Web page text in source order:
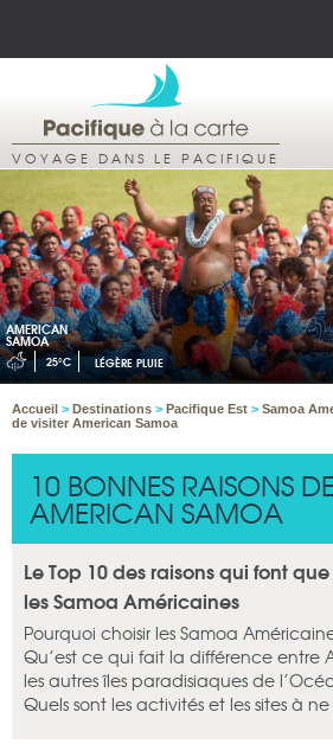
VOYAGE DANS LE PACIFIQUE
AMERICAN
SAMOA
25°C LÉGÈRE PLUIE
Accueil > Destinations > Pacifique Est > Samoa
de visiter American Samoa
10 BONNES RAISONS
AMERICAN SAMOA
Le Top 10 des raisons qui font
les Samoa Américaines
Pourquoi choisir les Samoa
Qu’est ce qui fait la différence entre
les autres îles paradisiaques de
Quels sont les activités et les sites à